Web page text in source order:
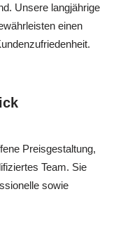
Unsere langjährige
einen
Preisgestaltung,
Team. Sie
sowie